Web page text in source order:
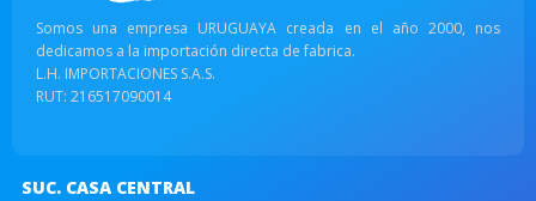
Somos una empresa URUGUAYA creada en el año 2000, nos
dedicamos a la importación directa de fabrica.
L.H. IMPORTACIONES S.A.S.
RUT: 216517090014
SUC. CASA CENTRAL